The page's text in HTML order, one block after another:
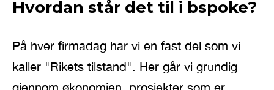
Hvordan står det til i bspoke?
På hver firmadag har vi en fast del som vi
kaller "Rikets tilstand". Her går vi grundig